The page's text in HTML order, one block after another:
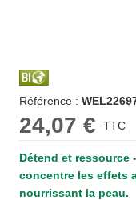
Référence :
24,07 € TTC
Détend et ressource
concentre les effets
nourrissant la peau.